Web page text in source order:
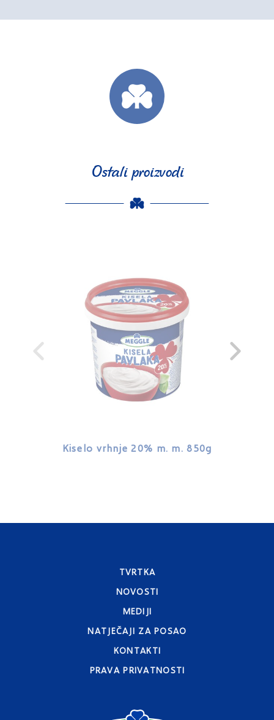
Ostali proizvodi
Kiselo vrhnje 20% m. m. 850g
TVRTKA
NOVOSTI
MEDIJI
NATJEČAJI ZA POSAO
KONTAKTI
PRAVA PRIVATNOSTI